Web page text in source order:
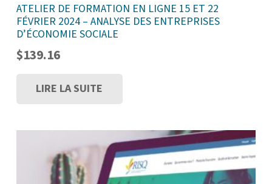
ATELIER DE FORMATION EN LIGNE 15 ET 22
FÉVRIER 2024 – ANALYSE DES ENTREPRISES
D’ÉCONOMIE SOCIALE
$139.16
LIRE LA SUITE